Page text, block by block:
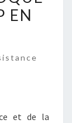
EN
et de la